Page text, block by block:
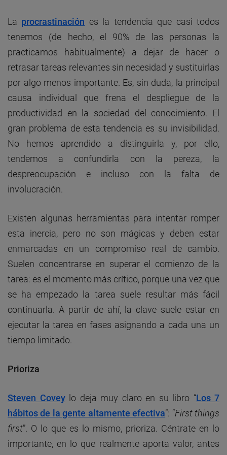
La procrastinación es la tendencia que casi todos
tenemos (de hecho, el 90% de las personas la
practicamos habitualmente) a dejar de hacer o
retrasar tareas relevantes sin necesidad y sustituirlas
por algo menos importante. Es, sin duda, la principal
causa individual que frena el despliegue de la
productividad en la sociedad del conocimiento. El
gran problema de esta tendencia es su invisibilidad.
No hemos aprendido a distinguirla y, por ello,
tendemos a confundirla con la pereza, la
despreocupación e incluso con la falta de
involucración.
Existen algunas herramientas para intentar romper
esta inercia, pero no son mágicas y deben estar
enmarcadas en un compromiso real de cambio.
Suelen concentrarse en superar el comienzo de la
tarea: es el momento más crítico, porque una vez que
se ha empezado la tarea suele resultar más fácil
continuarla. A partir de ahí, la clave suele estar en
ejecutar la tarea en fases asignando a cada una un
tiempo limitado.
Prioriza
Steven Coveylo deja muy claro en su libro “Los 7
hábitos de la gente altamente efectiva”: “First things
first”. O lo que es lo mismo, prioriza. Céntrate en lo
importante, en lo que realmente aporta valor, antes